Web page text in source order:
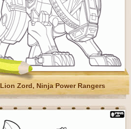
Lion Zord, Ninja Power Rangers